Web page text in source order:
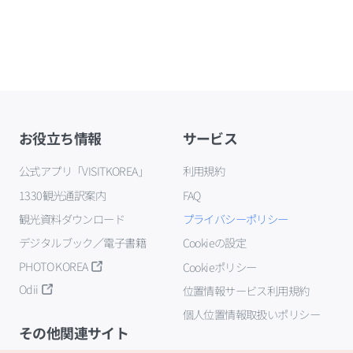
お役立ち情報
公式アプリ「VISITKOREA」
1330観光通訳案内
観光資料ダウンロード
デジタルブック／電子書籍
PHOTO KOREA
Odii
サービス
利用規約
FAQ
プライバシーポリシー
Cookieの設定
Cookieポリシー
位置情報サービス利用規約
個人位置情報取扱いポリシー
その他関連サイト